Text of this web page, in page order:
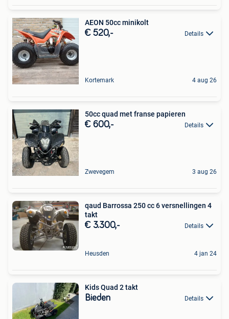
AEON 50cc minikolt
€ 520,- Details
Kortemark 4 aug 26
50cc quad met franse papieren
€ 600,- Details
Zwevegem 3 aug 26
qaud Barrossa 250 cc 6 versnellingen 4
takt
€ 3.300,- Details
Heusden 4 jan 24
Kids Quad 2 takt
Bieden Details